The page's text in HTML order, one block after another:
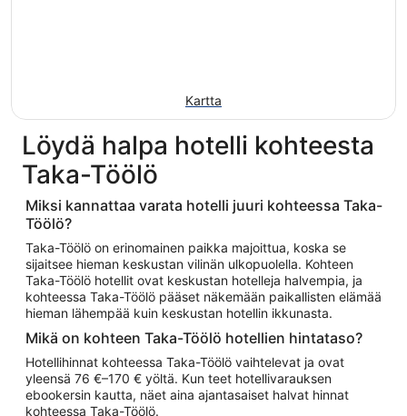
Kartta
Löydä halpa hotelli kohteesta
Taka-Töölö
Miksi kannattaa varata hotelli juuri kohteessa Taka-
Töölö?
Taka-Töölö on erinomainen paikka majoittua, koska se
sijaitsee hieman keskustan vilinän ulkopuolella. Kohteen
Taka-Töölö hotellit ovat keskustan hotelleja halvempia, ja
kohteessa Taka-Töölö pääset näkemään paikallisten elämää
hieman lähempää kuin keskustan hotellin ikkunasta.
Mikä on kohteen Taka-Töölö hotellien hintataso?
Hotellihinnat kohteessa Taka-Töölö vaihtelevat ja ovat
yleensä 76 €–170 € yöltä. Kun teet hotellivarauksen
ebookersin kautta, näet aina ajantasaiset halvat hinnat
kohteessa Taka-Töölö.